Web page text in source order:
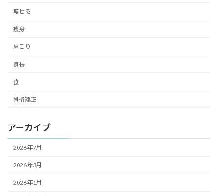
痩せる
痩身
肩こり
身長
食
骨格矯正
アーカイブ
2026年7月
2026年3月
2026年1月